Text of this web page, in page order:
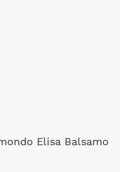
Elisa Balsamo